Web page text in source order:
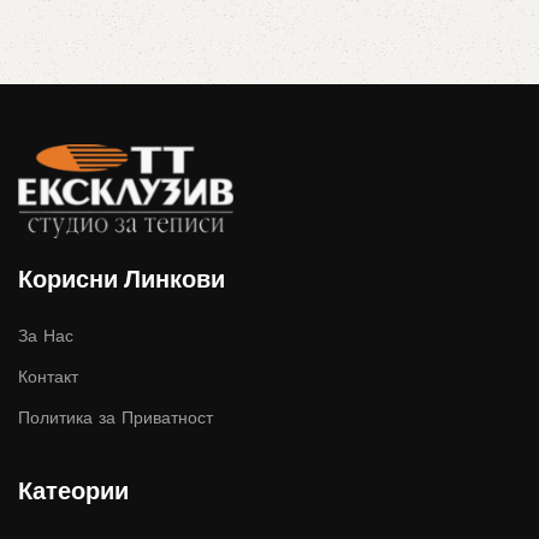
Корисни Линкови
За Нас
Контакт
Политика за Приватност
Катеории